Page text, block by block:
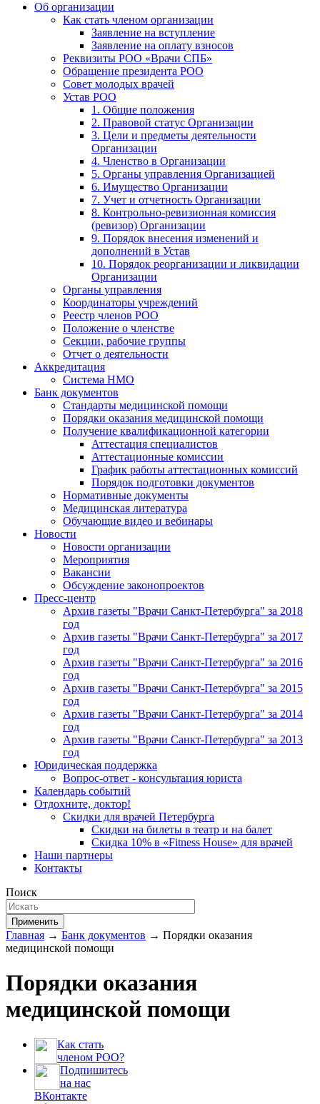
Об организации
Как стать членом организации
Заявление на вступление
Заявление на оплату взносов
Реквизиты РОО «Врачи СПБ»
Обращение президента РОО
Совет молодых врачей
Устав РОО
1. Общие положения
2. Правовой статус Организации
3. Цели и предметы деятельности
Организации
4. Членство в Организации
5. Органы управления Организацией
6. Имущество Организации
7. Учет и отчетность Организации
8. Контрольно-ревизионная комиссия
(ревизор) Организации
9. Порядок внесения изменений и
дополнений в Устав
10. Порядок реорганизации и ликвидации
Организации
Органы управления
Координаторы учреждений
Реестр членов РОО
Положение о членстве
Секции, рабочие группы
Отчет о деятельности
Аккредитация
Система НМО
Банк документов
Стандарты медицинской помощи
Порядки оказания медицинской помощи
Получение квалификационной категории
Аттестация специалистов
Аттестационные комиссии
График работы аттестационных комиссий
Порядок подготовки документов
Нормативные документы
Медицинская литература
Обучающие видео и вебинары
Новости
Новости организации
Мероприятия
Вакансии
Обсуждение законопроектов
Пресс-центр
Архив газеты "Врачи Санкт-Петербурга" за 2018
год
Архив газеты "Врачи Санкт-Петербурга" за 2017
год
Архив газеты "Врачи Санкт-Петербурга" за 2016
год
Архив газеты "Врачи Санкт-Петербурга" за 2015
год
Архив газеты "Врачи Санкт-Петербурга" за 2014
год
Архив газеты "Врачи Санкт-Петербурга" за 2013
год
Юридическая поддержка
Вопрос-ответ - консультация юриста
Календарь событий
Отдохните, доктор!
Скидки для врачей Петербурга
Скидки на билеты в театр и на балет
Скидка 10% в «Fitness House» для врачей
Наши партнеры
Контакты
Поиск
Применить
Главная → Банк документов → Порядки оказания
медицинской помощи
Порядки оказания
медицинской помощи
Как стать
членом РОО?
Подпишитесь
на нас
ВКонтакте